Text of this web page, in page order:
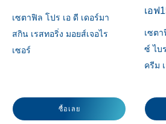
เซตาฟิล โปร เอ ดี เดอร์มา
สกิน เรสทอริ่ง มอยส์เจอไร
เซอร์
ซื้อเลย
เซตา
ซ์ ไบ
ครีม